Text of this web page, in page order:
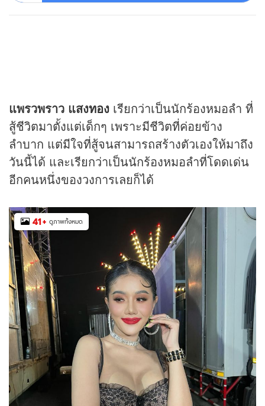
แพรวพราว แสงทอง เรียกว่าเป็นนักร้องหมอลำ ที่
สู้ชีวิตมาตั้งแต่เด็กๆ เพราะมีชีวิตที่ค่อยข้าง
ลำบาก แต่มีใจที่สู้จนสามารถสร้างตัวเองให้มาถึง
วันนี้ได้ และเรียกว่าเป็นนักร้องหมอลำที่โดดเด่น
อีกคนหนึ่งของวงการเลยก็ได้
41+ ดูภาพทั้งหมด